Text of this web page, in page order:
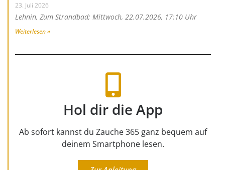
23. Juli 2026
Lehnin, Zum Strandbad; Mittwoch, 22.07.2026, 17:10 Uhr
Weiterlesen »
Hol dir die App
Ab sofort kannst du Zauche 365 ganz bequem auf
deinem Smartphone lesen.